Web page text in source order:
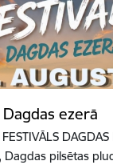
ezerā
pilsētas